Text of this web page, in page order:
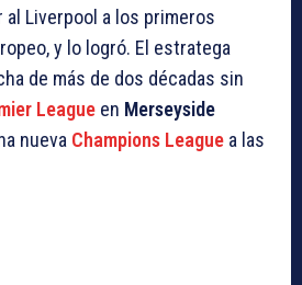
Liverpool a los primeros
y lo logró. El estratega
de más de dos décadas sin
League en Merseyside
nueva Champions League a las